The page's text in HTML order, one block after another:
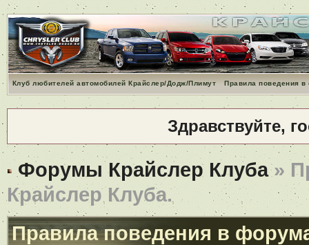
Клуб любителей автомобилей Крайслер/Додж/Плимут Правила поведения
Здравствуйте,
Форумы Крайслер Клуба»
Крайслер Клуба.
Правила поведения в